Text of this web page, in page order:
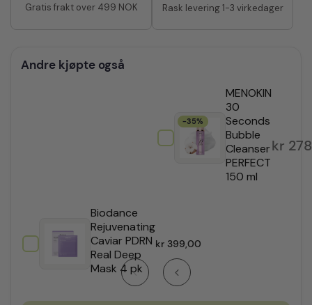
Gratis frakt over 499 NOK Rask levering 1-3 virkedager
Andre kjøpte også
-35%
MENOKIN
30
Seconds
Bubble
Cleanser
PERFECT
150 ml
kr
Biodance
Rejuvenating
Caviar PDRN
Real Deep
Mask 4 pk
kr 399,00